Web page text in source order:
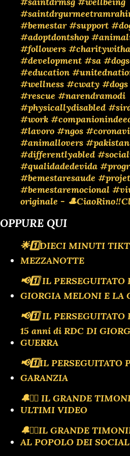
#bemestar #support
#adoptdontshop
#followers
#development #sa
#education
#wellness #cwaty #dogs
#rescue #narendramodi
#physicallydisabled
#work
#lavoro #ngos
#animallovers #pakistan
#differentlyabled
#qualidadedevida
#bemestaresaude
#bemestaremocional
originale -
OPPURE QUI
🌟1️⃣DIECI MINUTI
MEZZANOTTE
📢1️⃣ IL
GIORGIA MELONI E LA
📢1️⃣ IL
15 anni di RDC DI
GUERRA
📢1️⃣IL
GARANZIA
🔔🏴‍☠️ IL GRANDE
ULTIMI VIDEO
🔔🏴‍☠️IL GRANDE
AL POPOLO DEI